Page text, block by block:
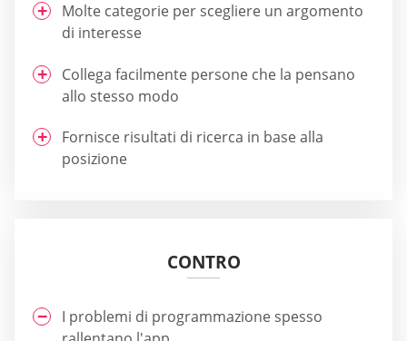
Molte categorie per scegliere un argomento
di interesse
Collega facilmente persone che la pensano
allo stesso modo
Fornisce risultati di ricerca in base alla
posizione
CONTRO
I problemi di programmazione spesso